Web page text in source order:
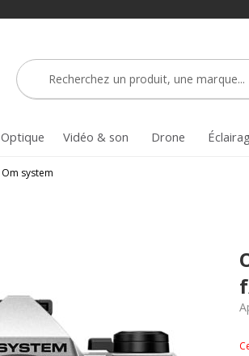
Optique Vidéo & son Drone
Om system